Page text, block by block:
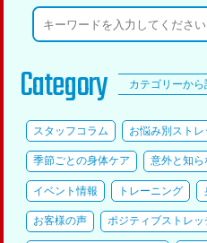
Category カテゴリーか
スタッフコラム お悩み別ストレ
季節ごとの身体ケア 意外と知
イベント情報 トレーニング
お客様の声 ポジティブストレッ